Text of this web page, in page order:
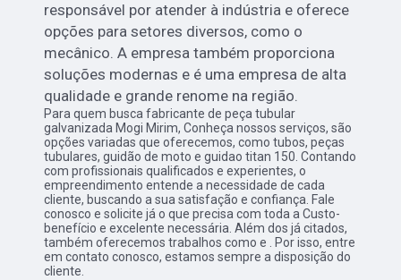
responsável por atender à indústria e oferece
opções para setores diversos, como o
mecânico. A empresa também proporciona
soluções modernas e é uma empresa de alta
qualidade e grande renome na região.
Para quem busca fabricante de peça tubular
galvanizada Mogi Mirim, Conheça nossos serviços, são
opções variadas que oferecemos, como tubos, peças
tubulares, guidão de moto e guidao titan 150. Contando
com profissionais qualificados e experientes, o
empreendimento entende a necessidade de cada
cliente, buscando a sua satisfação e confiança. Fale
conosco e solicite já o que precisa com toda a Custo-
benefício e excelente necessária. Além dos já citados,
também oferecemos trabalhos como e . Por isso, entre
em contato conosco, estamos sempre a disposição do
cliente.